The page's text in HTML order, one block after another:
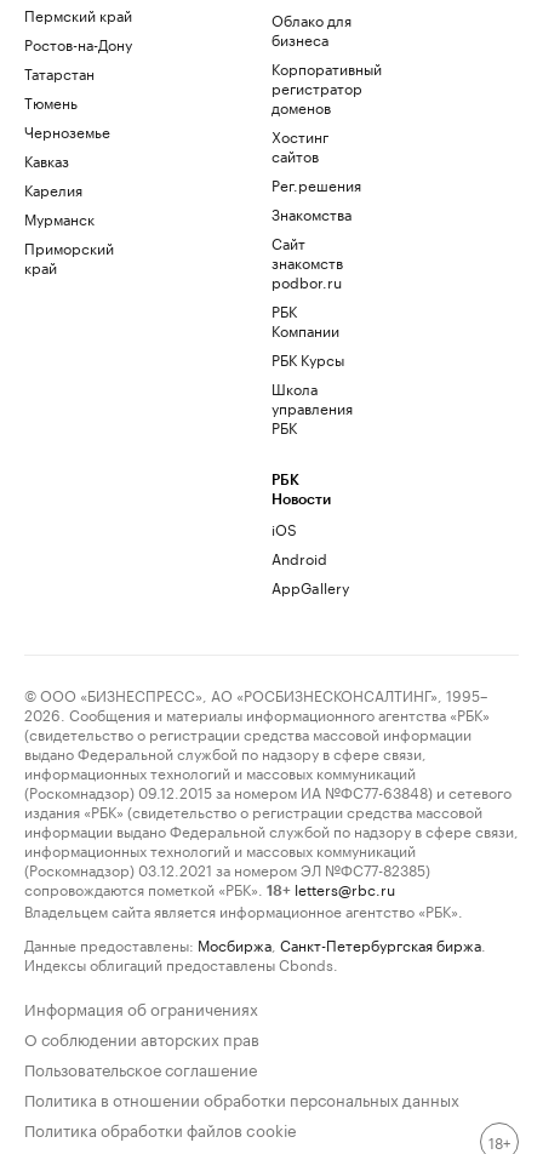
Пермский край
Ростов-на-Дону
Татарстан
Тюмень
Черноземье
Кавказ
Карелия
Мурманск
Приморский
край
Облако для
бизнеса
Корпоративный
регистратор
доменов
Хостинг
сайтов
Рег.решения
Знакомства
Сайт
знакомств
podbor.ru
РБК
Компании
РБК Курсы
Школа
управления
РБК
РБК
Новости
iOS
Android
AppGallery
© ООО «БИЗНЕСПРЕСС», АО «РОСБИЗНЕСКОНСАЛТИНГ», 1995–
2026. Сообщения и материалы информационного агентства «РБК»
(свидетельство о регистрации средства массовой информации
выдано Федеральной службой по надзору в сфере связи,
информационных технологий и массовых коммуникаций
(Роскомнадзор) 09.12.2015 за номером ИА №ФС77-63848) и сетевого
издания «РБК» (свидетельство о регистрации средства массовой
информации выдано Федеральной службой по надзору в сфере связи,
информационных технологий и массовых коммуникаций
(Роскомнадзор) 03.12.2021 за номером ЭЛ №ФС77-82385)
сопровождаются пометкой «РБК».
18+ letters@rbc.ru
Владельцем сайта является информационное агентство «РБК».
Данные предоставлены: Мосбиржа Санкт-Петербургская биржа
Индексы облигаций предоставлены Cbonds.
Информация об ограничениях
О соблюдении авторских прав
Пользовательское соглашение
Политика в отношении обработки персональных данных
Политика обработки файлов cookie
18+